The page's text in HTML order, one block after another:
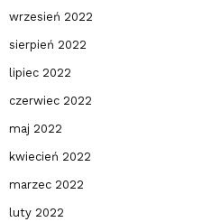
wrzesień 2022
sierpień 2022
lipiec 2022
czerwiec 2022
maj 2022
kwiecień 2022
marzec 2022
luty 2022